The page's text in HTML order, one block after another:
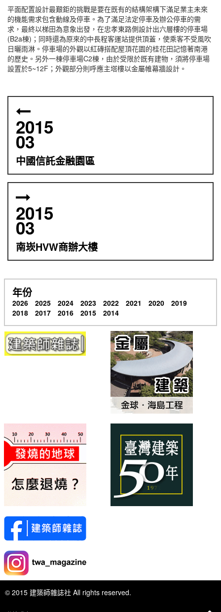
平面配置設計最艱鉅的挑戰是要在既有的結構架構下滿足業主未來
的機能需求包含動線及停車。為了滿足法定停車及辦公停車的需
求，最終以梯田為意象出發，在忠孝東路側設計出六層樓的停車場
(B2a棟)；同時還為原來的中長程客運站提供頂蓋，使乘客不受風吹
日曬雨淋。停車場的外觀以紅磚搭配屋頂花園的桂花田記憶著南港
的歷史。另外一棟停車場C2棟，由於受限於既有建物，須將停車場
設置於5~12F；外觀部分則呼應主塔樓以金屬帷幕牆設計。
2015
03
中國信託金融園區
2015
03
南崁HVW商辦大樓
年份
2026 2025 2024 2023 2022 2021 2020
2019
2018
2017 2016 2015 2014
© 2015 建築師雜誌社 All rights reserved.